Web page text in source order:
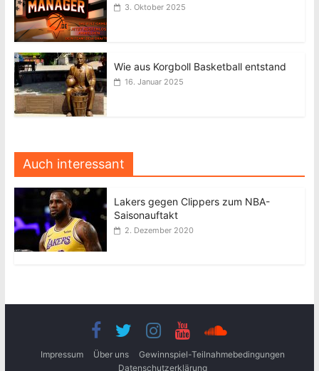
3. Oktober 2025
Wie aus Korgboll Basketball entstand
16. Januar 2025
Auch interessant
Lakers gegen Clippers zum NBA-
Saisonauftakt
2. Dezember 2020
Impressum Über uns
Gewinnspiel-Teilnahmebedingungen
Datenschutzerklärung